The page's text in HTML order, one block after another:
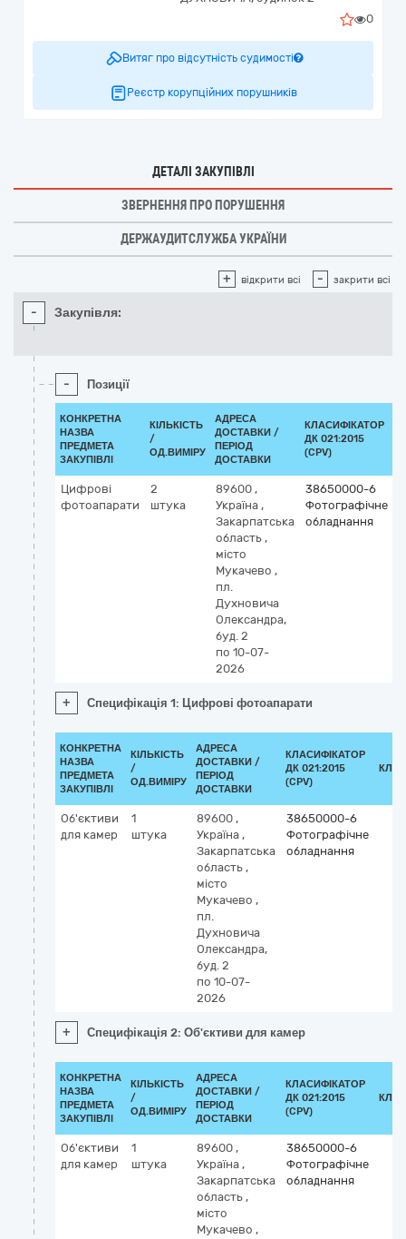
0
Витяг про відсутність судимості
Реєстр корупційних порушників
ДЕТАЛІ ЗАКУПІВЛІ
ЗВЕРНЕННЯ ПРО ПОРУШЕННЯ
ДЕРЖАУДИТСЛУЖБА УКРАЇНИ
+ відкрити всі - закрити всі
- Закупівля:
- Позиції
КОНКРЕТНА
НАЗВА
ПРЕДМЕТА
ЗАКУПІВЛІ
КІЛЬКІСТЬ
/
ОД.ВИМІРУ
АДРЕСА
ДОСТАВКИ /
ПЕРІОД
ДОСТАВКИ
КЛАСИФІКАТОР
ДК 021:2015
(CPV)
Цифрові
фотоапарати
2
штука
89600 ,
Україна ,
Закарпатська
область ,
місто
Мукачево ,
пл.
Духновича
Олександра,
буд. 2
по 10-07-
2026
38650000-6
Фотографічне
обладнання
+ Специфікація 1: Цифрові фотоапарати
КОНКРЕТНА
НАЗВА
ПРЕДМЕТА
ЗАКУПІВЛІ
КІЛЬКІСТЬ
/
ОД.ВИМІРУ
АДРЕСА
ДОСТАВКИ /
ПЕРІОД
ДОСТАВКИ
КЛАСИФІКАТОР
ДК 021:2015
(CPV)
Об'єктиви
для камер
1
штука
89600 ,
Україна ,
Закарпатська
область ,
місто
Мукачево ,
пл.
Духновича
Олександра,
буд. 2
по 10-07-
2026
38650000-6
Фотографічне
обладнання
+ Специфікація 2: Об'єктиви для камер
КОНКРЕТНА
НАЗВА
ПРЕДМЕТА
ЗАКУПІВЛІ
КІЛЬКІСТЬ
/
ОД.ВИМІРУ
АДРЕСА
ДОСТАВКИ /
ПЕРІОД
ДОСТАВКИ
КЛАСИФІКАТОР
ДК 021:2015
(CPV)
Об'єктиви
для камер
1
штука
89600 ,
Україна ,
Закарпатська
область ,
місто
Мукачево ,
38650000-6
Фотографічне
обладнання